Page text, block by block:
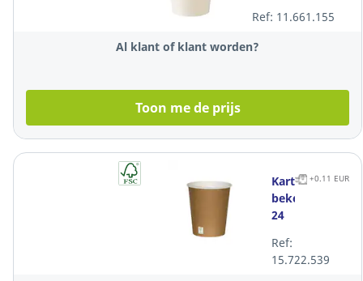
en PE,
21 cl,
pak
bekers
Ref: 11.661.155
Al klant of klant worden?
Toon me de prijs
+0.11 EUR
Kartonnen
beker,
24
kraft,
pak
Ref:
15.722.539